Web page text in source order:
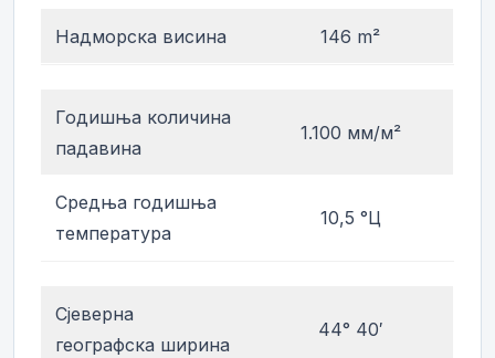
Надморска висина 146 m²
Годишња количина
падавина
1.100 мм/м²
Средња годишња
температура
10,5 °Ц
Сјеверна
географска ширина
44° 40′